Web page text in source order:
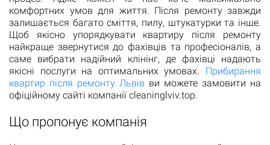
комфортних умов для життя. Після ремонту завжди
залишається багато сміття, пилу, штукатурки та інше.
Щоб якісно упорядкувати квартиру після ремонту
найкраще звернутися до фахівців та професіоналів, а
саме вибрати надійний клінінг, де фахівці надають
якісні послуги на оптимальних умовах. Прибирання
квартир після ремонту Львів ви можете замовити на
офіційному сайті компанії cleaninglviv.top.
Що пропонує компанія